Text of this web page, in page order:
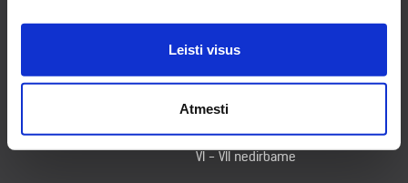
Leisti visus
Atmesti
klaipeda@medziobites.lt
Darbo laikas:
I-V 7:30 - 17:00
VI - VII nedirbame